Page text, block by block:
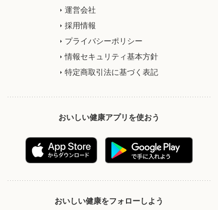
運営会社
採用情報
プライバシーポリシー
情報セキュリティ基本方針
特定商取引法に基づく表記
おいしい健康アプリを使おう
おいしい健康をフォローしよう